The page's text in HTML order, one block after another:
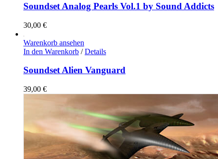
Soundset Analog Pearls Vol.1 by Sound Addicts
30,00 €
Warenkorb ansehen
In den Warenkorb / Details
Soundset Alien Vanguard
39,00 €